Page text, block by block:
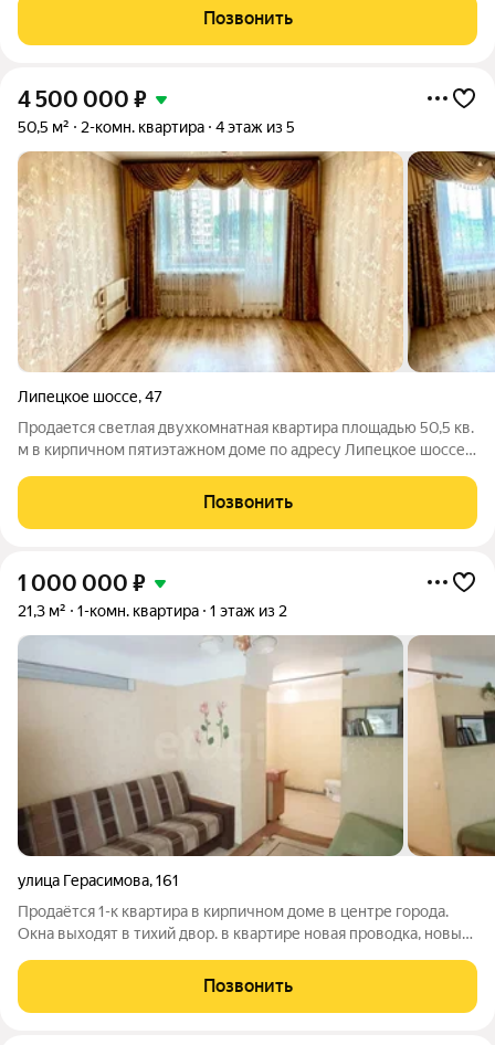
юридическую чистоту и быструю сделку. Квартира полностью
готова к комфортному проживанию:
Позвонить
4 500 000 ₽
50,5 м² 2-комн. квартира 4 этаж из 5
Липецкое шоссе,47
Продается светлая двухкомнатная квартира площадью 50,5 кв.
м в кирпичном пятиэтажном доме по адресу Липецкое шоссе,
две стороны, что обеспечивает хорошую инсоляцию и
естественную
Позвонить
1 000 000 ₽
21,3 м² 1-комн. квартира 1 этаж из 2
улица Герасимова,161
Продаётся 1-к квартира в кирпичном доме в центре города.
Окна выходят в тихий двор. в квартире новая проводка, новые
площадь квартиры 21,3м2. Юридическая чистота. Сделку
сопровождает Елена
Позвонить